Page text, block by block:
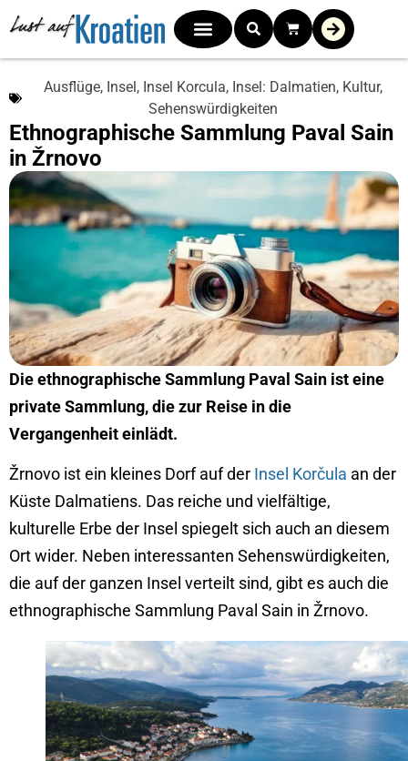
Ausflüge, Insel, Insel Korcula, Insel: Dalmatien, Kultur,
Sehenswürdigkeiten
Ethnographische Sammlung Paval Sain
in Žrnovo
Die ethnographische Sammlung Paval Sain ist eine
private Sammlung, die zur Reise in die
Vergangenheit einlädt.
Žrnovo ist ein kleines Dorf auf der Insel Korčula an der
Küste Dalmatiens. Das reiche und vielfältige,
kulturelle Erbe der Insel spiegelt sich auch an diesem
Ort wider. Neben interessanten Sehenswürdigkeiten,
die auf der ganzen Insel verteilt sind, gibt es auch die
ethnographische Sammlung Paval Sain in Žrnovo.